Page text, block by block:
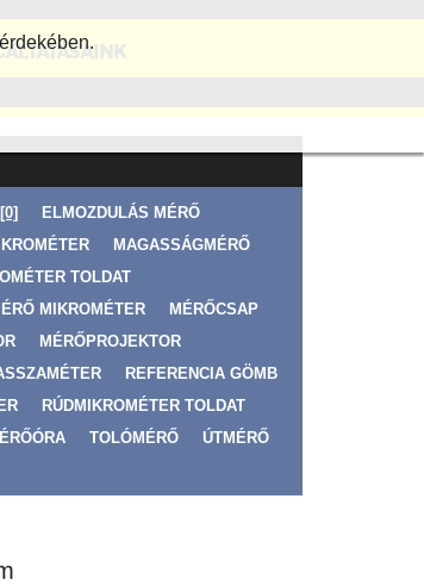
ELMOZDULÁS MÉRŐ
MAGASSÁGMÉRŐ
TOLDAT
MIKROMÉTER
MÉRŐCSAP
MÉRŐPROJEKTOR
REFERENCIA GÖMB
RÚDMIKROMÉTER TOLDAT
TOLÓMÉRŐ
ÚTMÉRŐ